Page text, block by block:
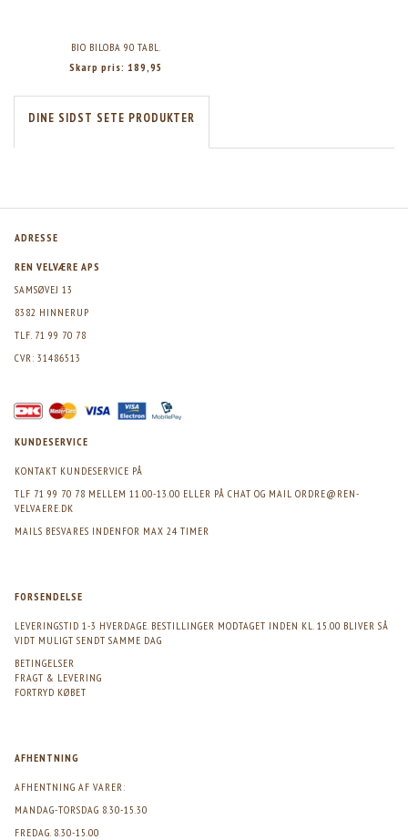
BIO BILOBA 90 TABL.
Skarp pris: 189,95
DINE SIDST SETE PRODUKTER
ADRESSE
REN VELVÆRE APS
SAMSØVEJ 13
8382 HINNERUP
TLF. 71 99 70 78
CVR: 31486513
KUNDESERVICE
KONTAKT KUNDESERVICE PÅ
TLF 71 99 70 78 MELLEM 11.00-13.00 ELLER PÅ CHAT OG MAIL ORDRE@REN-
VELVAERE.DK
MAILS BESVARES INDENFOR MAX 24 TIMER
FORSENDELSE
LEVERINGSTID 1-3 HVERDAGE. BESTILLINGER MODTAGET INDEN KL. 15.00 BLIVER SÅ
VIDT MULIGT SENDT SAMME DAG
BETINGELSER
FRAGT & LEVERING
FORTRYD KØBET
AFHENTNING
AFHENTNING AF VARER:
MANDAG-TORSDAG 8.30-15.30
FREDAG. 8.30-15.00